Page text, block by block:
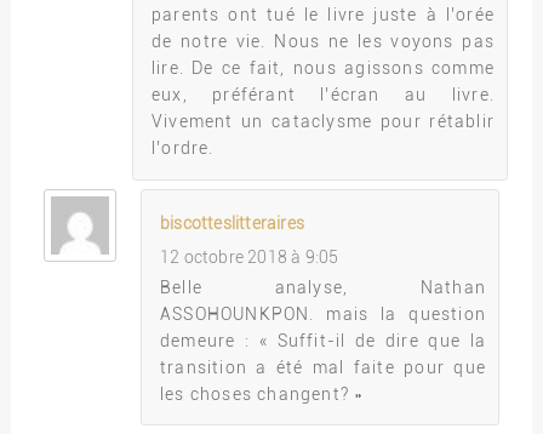
parents ont tué le livre juste à l’orée
de notre vie. Nous ne les voyons pas
lire. De ce fait, nous agissons comme
eux, préférant l’écran au livre.
Vivement un cataclysme pour rétablir
l’ordre.
biscotteslitteraires
12 octobre 2018 à 9:05
Belle analyse, Nathan
ASSOHOUNKPON. mais la question
demeure : « Suffit-il de dire que la
transition a été mal faite pour que
les choses changent? »